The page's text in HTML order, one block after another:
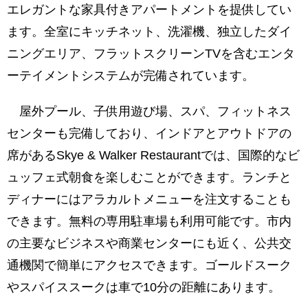
エレガントな家具付きアパートメントを提供してい
ます。全室にキッチネット、洗濯機、独立したダイ
ニングエリア、フラットスクリーンTVを含むエンタ
ーテイメントシステムが完備されています。
屋外プール、子供用遊び場、スパ、フィットネス
センターも完備しており、インドアとアウトドアの
席があるSkye & Walker Restaurantでは、国際的なビ
ュッフェ式朝食を楽しむことができます。ランチと
ディナーにはアラカルトメニューを注文することも
できます。無料の専用駐車場も利用可能です。市内
の主要なビジネスや商業センターにも近く、公共交
通機関で簡単にアクセスできます。ゴールドスーク
やスパイススークは車で10分の距離にあります。